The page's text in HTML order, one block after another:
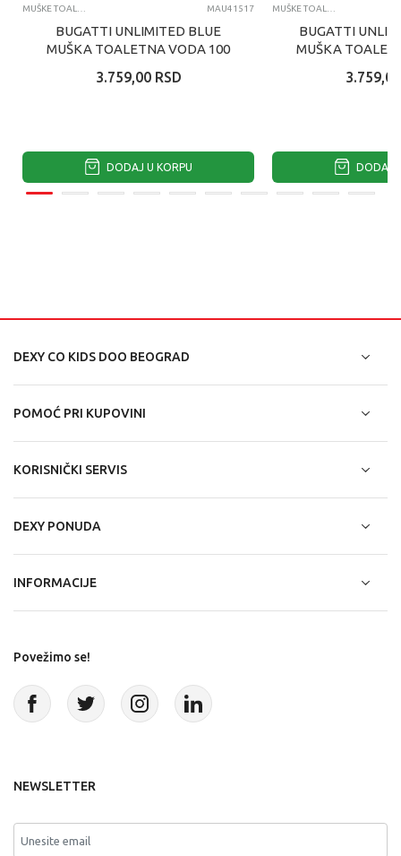
MUŠKE TOALETNE VODE MAU41517
BUGATTI UNLIMITED BLUE
MUŠKA TOALETNA VODA 100
3.759,00 RSD
DODAJ U KORPU
MUŠKE TOALETNE VODE
BUGATTI
MUŠKA
3.759,00
DODAJ
DEXY CO KIDS DOO BEOGRAD
POMOĆ PRI KUPOVINI
KORISNIČKI SERVIS
DEXY PONUDA
INFORMACIJE
Povežimo se!
NEWSLETTER